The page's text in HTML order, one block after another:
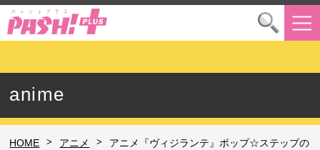
anime
HOME > アニメ >
アニメ『ヴィジランテ』ポップ☆ステップの